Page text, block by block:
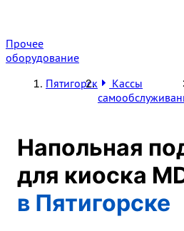
Прочее
оборудование
Пятигорск
Кассы
Напольная
для киоска
в Пятигорске